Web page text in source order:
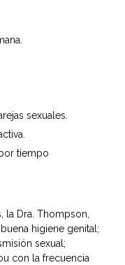
sexuales.
tiempo
la Dra. Thompson,
higiene genital;
sexual;
con la frecuencia